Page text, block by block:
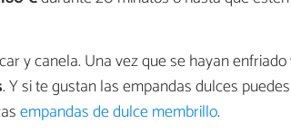
y canela. Una vez que se hayan
. Y si te gustan las empandas dulces
empandas de dulce membrillo.